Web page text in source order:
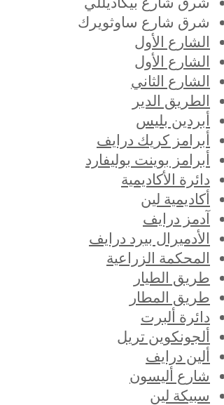
شرق شارع ساوثويرك
الشارع الأول
الشارع الأول
الشارع الثاني
الطريق الدير
أبردين بليس
أبرامز كريك درايف
أبرامز بوينت بوليفارد
دائرة الأكاديمية
أكاديمية لين
آدمز درايف
الأدميرال بيرد درايف
المحكمة الزراعية
طريق الطيار
طريق المطار
دائرة ألبرت
ألجونكوين تريل
ألين درايف
شارع أليسون
سبيكة لين